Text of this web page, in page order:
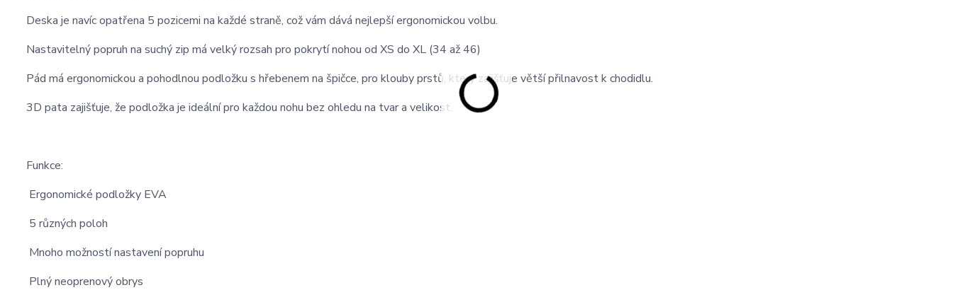
Deska je navíc opatřena 5 pozicemi na každé straně, což vám dává nejlepší ergonomickou volbu.
Nastavitelný popruh na suchý zip má velký rozsah pro pokrytí nohou od XS do XL (34 až 46)
Pád má ergonomickou a pohodlnou podložku s hřebenem na špičce, pro klouby prstů, který zajišťuje větší přilnavost k chodidlu.
3D pata zajišťuje, že podložka je ideální pro každou nohu bez ohledu na tvar a velikost.
Funkce:
Ergonomické podložky EVA
5 různých poloh
Mnoho možností nastavení popruhu
Plný neoprenový obrys